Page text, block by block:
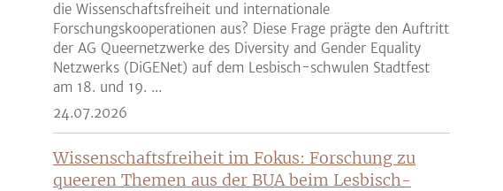
die Wissenschaftsfreiheit und internationale
Forschungskooperationen aus? Diese Frage prägte den Auftritt
der AG Queernetzwerke des Diversity and Gender Equality
Netzwerks (DiGENet) auf dem Lesbisch-schwulen Stadtfest
am 18. und 19. ...
24.07.2026
Wissenschaftsfreiheit im Fokus: Forschung zu
queeren Themen aus der BUA beim Lesbisch-